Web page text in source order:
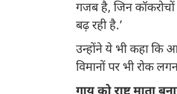
गजब है, जिन कॉकरोचों
बढ़ रही है.’
उन्होंने ये भी कहा कि
विमानों पर भी रोक